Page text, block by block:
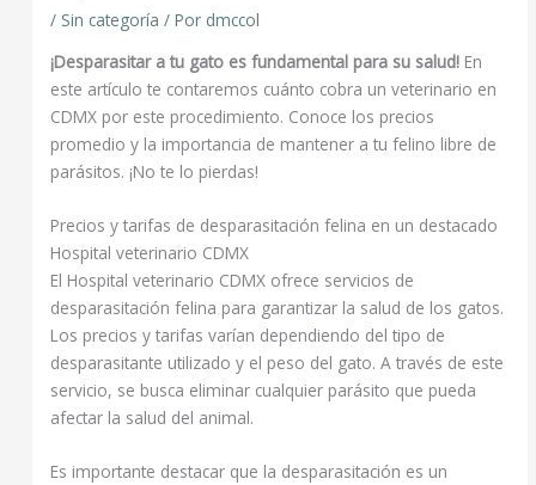
/ Sin categoría / Por dmccol
¡Desparasitar a tu gato es fundamental para su salud! En
este artículo te contaremos cuánto cobra un veterinario en
CDMX por este procedimiento. Conoce los precios
promedio y la importancia de mantener a tu felino libre de
parásitos. ¡No te lo pierdas!
Precios y tarifas de desparasitación felina en un destacado
Hospital veterinario CDMX
El Hospital veterinario CDMX ofrece servicios de
desparasitación felina para garantizar la salud de los gatos.
Los precios y tarifas varían dependiendo del tipo de
desparasitante utilizado y el peso del gato. A través de este
servicio, se busca eliminar cualquier parásito que pueda
afectar la salud del animal.
Es importante destacar que la desparasitación es un